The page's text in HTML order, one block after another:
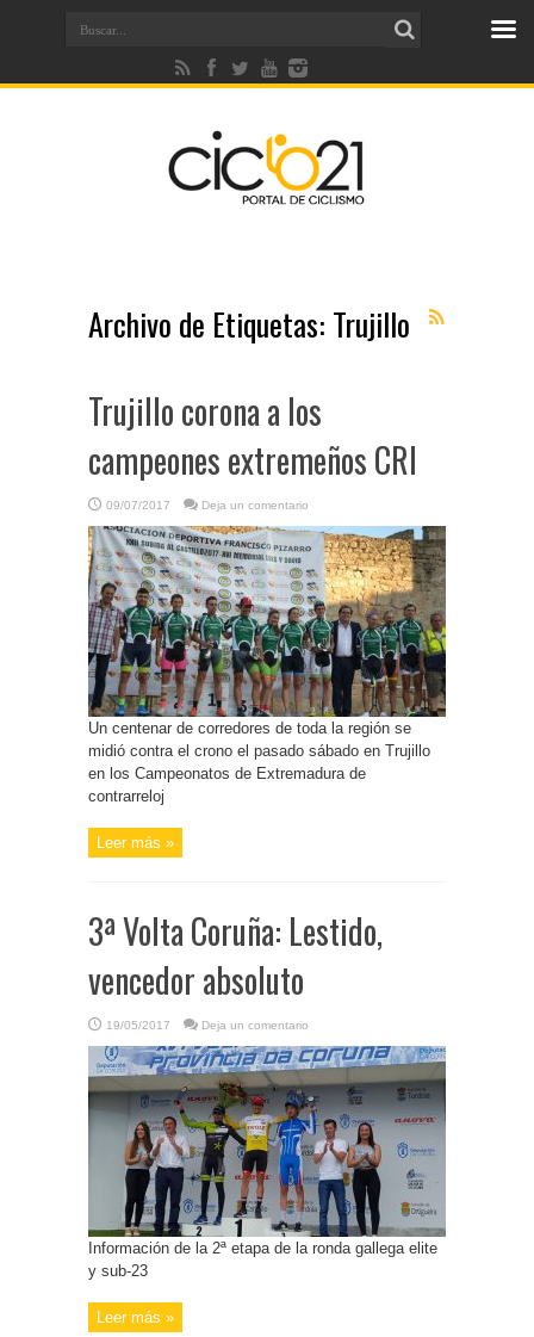
Archivo de Etiquetas: Trujillo
Trujillo corona a los
campeones extremeños CRI
09/07/2017 Deja un comentario
Un centenar de corredores de toda la región se
midió contra el crono el pasado sábado en Trujillo
en los Campeonatos de Extremadura de
contrarreloj
Leer más »
3ª Volta Coruña: Lestido,
vencedor absoluto
19/05/2017 Deja un comentario
Información de la 2ª etapa de la ronda gallega elite
y sub-23
Leer más »